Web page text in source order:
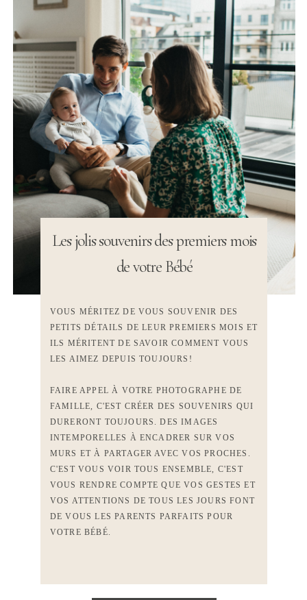
Les jolis souvenirs des premiers mois
de votre Bébé
VOUS MÉRITEZ DE VOUS SOUVENIR DES
PETITS DÉTAILS DE LEUR PREMIERS MOIS ET
ILS MÉRITENT DE SAVOIR COMMENT VOUS
LES AIMEZ DEPUIS TOUJOURS!
FAIRE APPEL À VOTRE PHOTOGRAPHE DE
FAMILLE, C'EST CRÉER DES SOUVENIRS QUI
DURERONT TOUJOURS. DES IMAGES
INTEMPORELLES À ENCADRER SUR VOS
MURS ET À PARTAGER AVEC VOS PROCHES.
C'EST VOUS VOIR TOUS ENSEMBLE, C'EST
VOUS RENDRE COMPTE QUE VOS GESTES ET
VOS ATTENTIONS DE TOUS LES JOURS FONT
DE VOUS LES PARENTS PARFAITS POUR
VOTRE BÉBÉ.